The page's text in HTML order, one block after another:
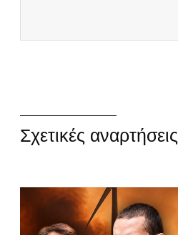
Σχετικές αναρτήσεις